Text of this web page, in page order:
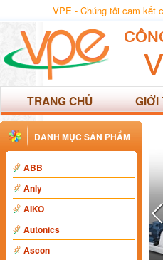
VPE - Chúng tôi cam kết
TRANG CHỦ GIỚI
DANH MỤC SẢN PHẨM
ABB
Anly
AIKO
Autonics
Ascon